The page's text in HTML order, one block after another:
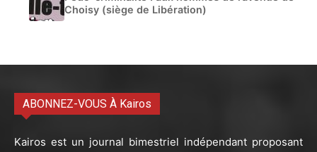
Choisy (siège de Libération)
ABONNEZ-VOUS À Kairos
Kairos est un journal bimestriel indépendant proposant